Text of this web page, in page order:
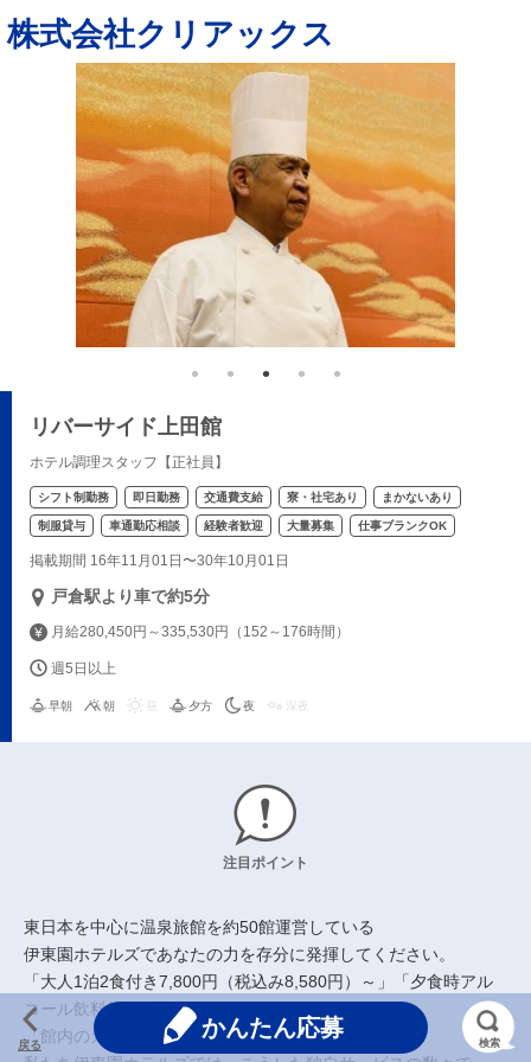
株式会社クリアックス
リバーサイド上田館
ホテル調理スタッフ【正社員】
シフト制勤務 即日勤務 交通費支給 寮・社宅あり まかないあり
制服貸与 車通勤応相談 経験者歓迎 大量募集 仕事ブランクOK
掲載期間 16年11月01日〜30年10月01日
戸倉駅より車で約5分
月給280,450円～335,530円（152～176時間）
週5日以上
早朝 朝 夕方 夜 深夜
注目ポイント
東日本を中心に温泉旅館を約50館運営している
伊東園ホテルズであなたの力を存分に発揮してください。
「大人1泊2食付き7,800円（税込み8,580円）～」「夕食時アル
コール飲料飲み放題」
「館内のカラオケや麻雀等の施設が全部無料」等
戻る
かんたん応募
検索